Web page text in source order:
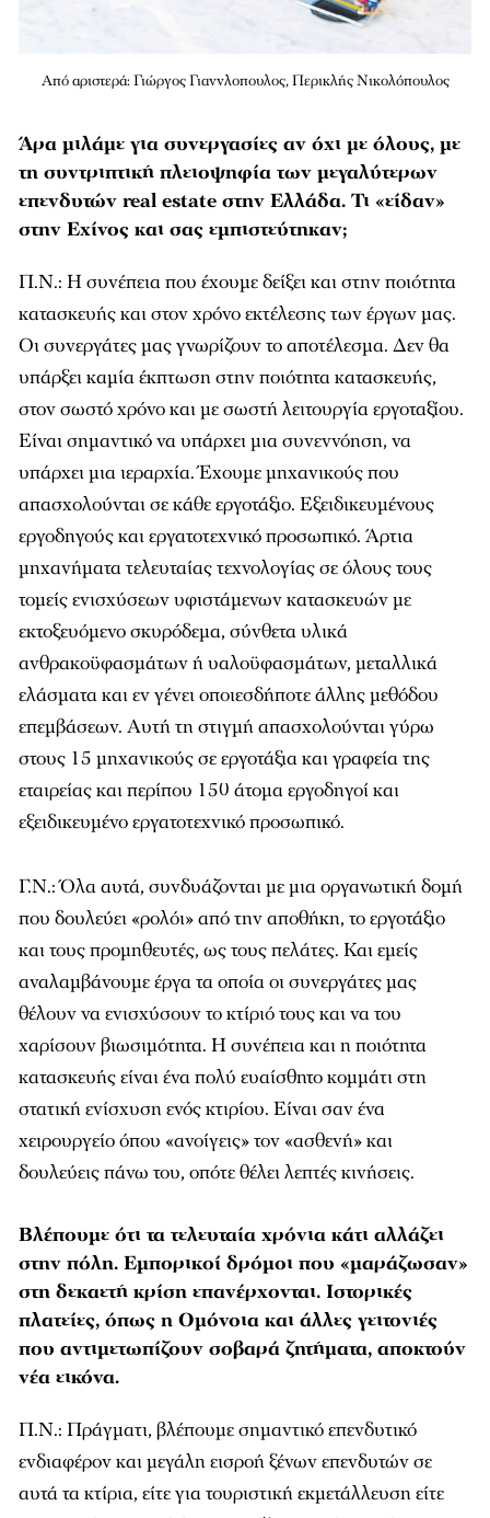
Από αριστερά: Γιώργος Γιαννλοπουλος, Περικλής Νικολόπουλος
Άρα μιλάμε για συνεργασίες αν όχι με όλους, με
τη συντριπτική πλειοψηφία των μεγαλύτερων
επενδυτών real estate στην Ελλάδα. Τι «είδαν»
στην Εχίνος και σας εμπιστεύτηκαν;
Π.Ν.: Η συνέπεια που έχουµε δείξει και στην ποιότητα
κατασκευής και στον χρόνο εκτέλεσης των έργων µας.
Οι συνεργάτες µας γνωρίζουν το αποτέλεσµα. Δεν θα
υπάρξει καµία έκπτωση στην ποιότητα κατασκευής,
στον σωστό χρόνο και µε σωστή λειτουργία εργοταξίου.
Είναι σηµαντικό να υπάρχει µια συνεννόηση, να
υπάρχει µια ιεραρχία. Έχουµε µηχανικούς που
απασχολούνται σε κάθε εργοτάξιο. Εξειδικευµένους
εργοδηγούς και εργατοτεχνικό προσωπικό. Άρτια
µηχανήµατα τελευταίας τεχνολογίας σε όλους τους
τοµείς ενισχύσεων υφιστάµενων κατασκευών µε
εκτοξευόµενο σκυρόδεµα, σύνθετα υλικά
ανθρακοϋφασµάτων ή υαλοϋφασµάτων, µεταλλικά
ελάσµατα και εν γένει οποιεσδήποτε άλλης µεθόδου
επεµβάσεων. Αυτή τη στιγµή απασχολούνται γύρω
στους 15 µηχανικούς σε εργοτάξια και γραφεία της
εταιρείας και περίπου 150 άτοµα εργοδηγοί και
εξειδικευµένο εργατοτεχνικό προσωπικό.
Γ.Ν.: Όλα αυτά, συνδυάζονται µε µια οργανωτική δοµή
που δουλεύει «ρολόι» από την αποθήκη, το εργοτάξιο
και τους προµηθευτές, ως τους πελάτες. Και εµείς
αναλαµβάνουµε έργα τα οποία οι συνεργάτες µας
θέλουν να ενισχύσουν το κτίριό τους και να του
χαρίσουν βιωσιµότητα. Η συνέπεια και η ποιότητα
κατασκευής είναι ένα πολύ ευαίσθητο κοµµάτι στη
στατική ενίσχυση ενός κτιρίου. Είναι σαν ένα
χειρουργείο όπου «ανοίγεις» τον «ασθενή» και
δουλεύεις πάνω του, οπότε θέλει λεπτές κινήσεις.
Βλέπουμε ότι τα τελευταία χρόνια κάτι αλλάζει
στην πόλη. Εμπορικοί δρόμοι που «μαράζωσαν»
στη δεκαετή κρίση επανέρχονται. Ιστορικές
πλατείες, όπως η Ομόνοια και άλλες γειτονιές
που αντιμετωπίζουν σοβαρά ζητήματα, αποκτούν
νέα εικόνα.
Π.Ν.: Πράγµατι, βλέπουµε σηµαντικό επενδυτικό
ενδιαφέρον και µεγάλη εισροή ξένων επενδυτών σε
αυτά τα κτίρια, είτε για τουριστική εκµετάλλευση είτε